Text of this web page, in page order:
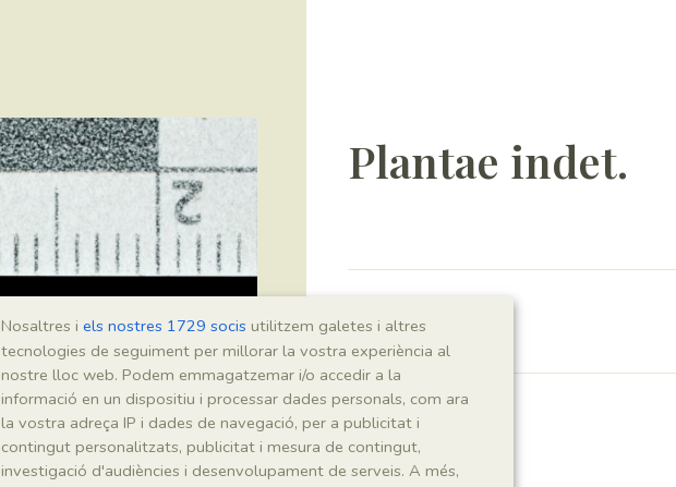
Plantae indet.
MNHN 17583b
Taxonomia
Regne
Plantae
Nosaltres i els nostres 1729 socis utilitzem galetes i altres
tecnologies de seguiment per millorar la vostra experiència al
nostre lloc web. Podem emmagatzemar i/o accedir a la
informació en un dispositiu i processar dades personals, com ara
la vostra adreça IP i dades de navegació, per a publicitat i
contingut personalitzats, publicitat i mesura de contingut,
investigació d'audiències i desenvolupament de serveis. A més,